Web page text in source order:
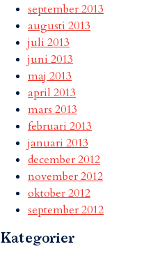
september 2013
augusti 2013
juli 2013
juni 2013
maj 2013
april 2013
mars 2013
februari 2013
januari 2013
december 2012
november 2012
oktober 2012
september 2012
Kategorier